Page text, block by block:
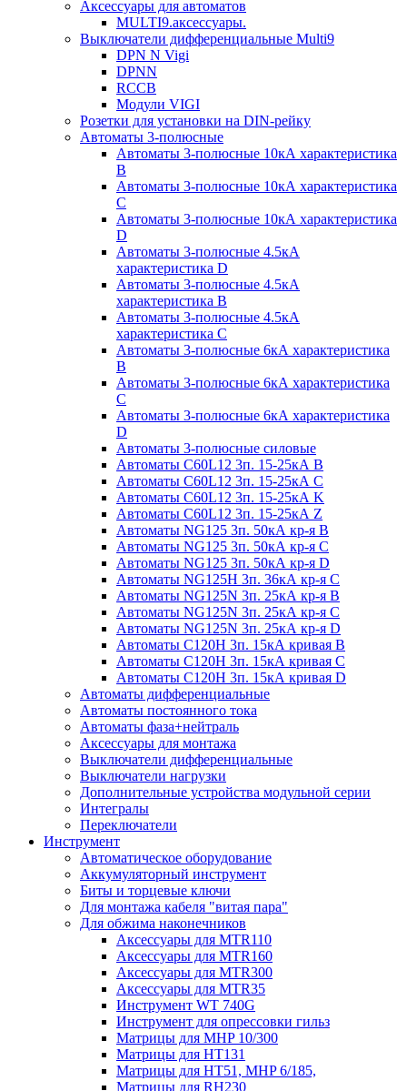
Аксессуары для автоматов
MULTI9.аксессуары.
Выключатели дифференциальные Multi9
DPN N Vigi
DPNN
RCCB
Модули VIGI
Розетки для установки на DIN-рейку
Автоматы 3-полюсные
Автоматы 3-полюсные 10кА характеристика
B
Автоматы 3-полюсные 10кА характеристика
C
Автоматы 3-полюсные 10кА характеристика
D
Автоматы 3-полюсные 4.5кА
характеристика D
Автоматы 3-полюсные 4.5кА
характеристика В
Автоматы 3-полюсные 4.5кА
характеристика С
Автоматы 3-полюсные 6кА характеристика
B
Автоматы 3-полюсные 6кА характеристика
C
Автоматы 3-полюсные 6кА характеристика
D
Автоматы 3-полюсные силовые
Автоматы C60L12 3п. 15-25кА B
Автоматы C60L12 3п. 15-25кА C
Автоматы C60L12 3п. 15-25кА K
Автоматы C60L12 3п. 15-25кА Z
Автоматы NG125 3п. 50кА кр-я B
Автоматы NG125 3п. 50кА кр-я C
Автоматы NG125 3п. 50кА кр-я D
Автоматы NG125H 3п. 36кА кр-я C
Автоматы NG125N 3п. 25кА кр-я B
Автоматы NG125N 3п. 25кА кр-я C
Автоматы NG125N 3п. 25кА кр-я D
Автоматы С120Н 3п. 15кА кривая B
Автоматы С120Н 3п. 15кА кривая C
Автоматы С120Н 3п. 15кА кривая D
Автоматы дифференциальные
Автоматы постоянного тока
Автоматы фаза+нейтраль
Аксессуары для монтажа
Выключатели дифференциальные
Выключатели нагрузки
Дополнительные устройства модульной серии
Интегралы
Переключатели
Инструмент
Автоматическое оборудование
Аккумуляторный инструмент
Биты и торцевые ключи
Для монтажа кабеля "витая пара"
Для обжима наконечников
Аксессуары для MTR110
Аксессуары для MTR160
Аксессуары для MTR300
Аксессуары для MTR35
Инструмент WT 740G
Инструмент для опрессовки гильз
Матрицы для MHP 10/300
Матрицы для НТ131
Матрицы для НТ51, MHP 6/185,
Матрицы для RH230